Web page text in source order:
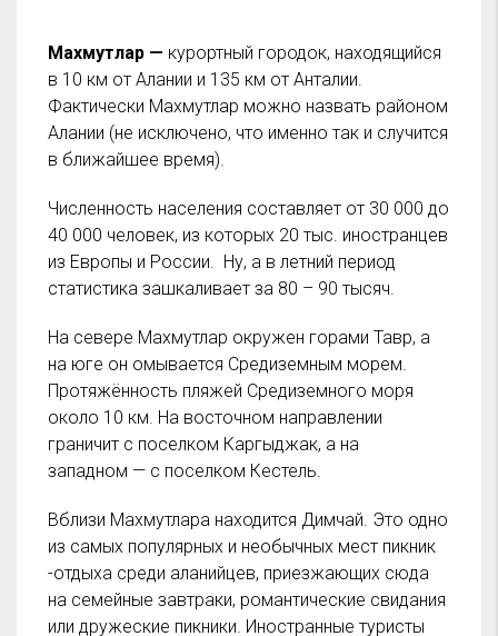
Махмутлар — курортный городок, находящийся
в 10 км от Алании и 135 км от Анталии.
Фактически Махмутлар можно назвать районом
Алании (не исключено, что именно так и случится
в ближайшее время).
Численность населения составляет от 30 000 до
40 000 человек, из которых 20 тыс. иностранцев
из Европы и России. Ну, а в летний период
статистика зашкаливает за 80 – 90 тысяч.
На севере Махмутлар окружен горами Тавр, а
на юге он омывается Средиземным морем.
Протяжённость пляжей Средиземного моря
около 10 км. На восточном направлении
граничит с поселком Каргыджак, а на
западном — с поселком Кестель.
Вблизи Махмутлара находится Димчай. Это одно
из самых популярных и необычных мест пикник
-отдыха среди аланийцев, приезжающих сюда
на семейные завтраки, романтические свидания
или дружеские пикники. Иностранные туристы